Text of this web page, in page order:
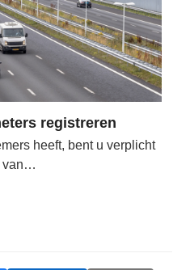
registreren
heeft, bent u verplicht
van…